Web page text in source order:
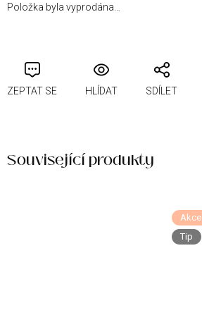
Položka byla vyprodána…
ZEPTAT SE HLÍDAT SDÍLET
Související produkty
Akce
Tip